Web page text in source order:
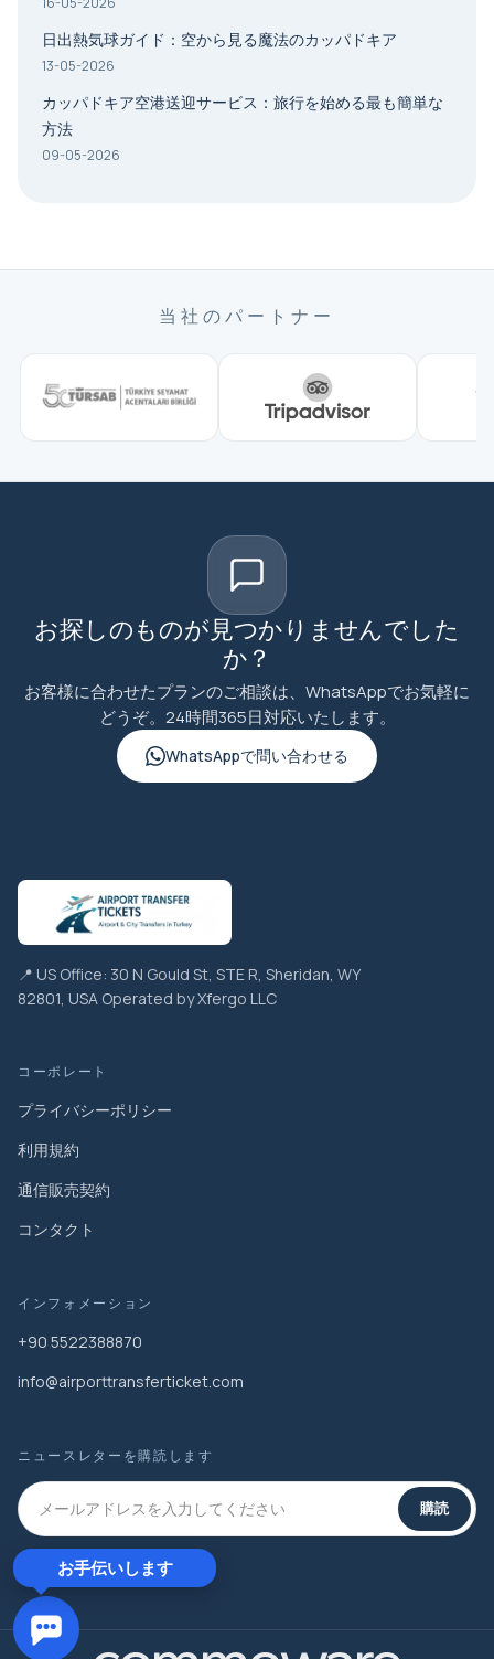
日出熱気球ガイド：空から見る魔法のカッパドキア
13-05-2026
カッパドキア空港送迎サービス：旅行を始める最も簡単な
方法
09-05-2026
当社のパートナー
お探しのものが見つかりませんでした
か？
お客様に合わせたプランのご相談は、WhatsAppでお気軽に
どうぞ。24時間365日対応いたします。
WhatsAppで問い合わせる
📍 US Office: 30 N Gould St, STE R, Sheridan, WY
82801, USA Operated by Xfergo LLC
コーポレート
プライバシーポリシー
利用規約
通信販売契約
コンタクト
インフォメーション
+90 5522388870
info@airporttransferticket.com
ニュースレターを購読します
購読
お手伝いします